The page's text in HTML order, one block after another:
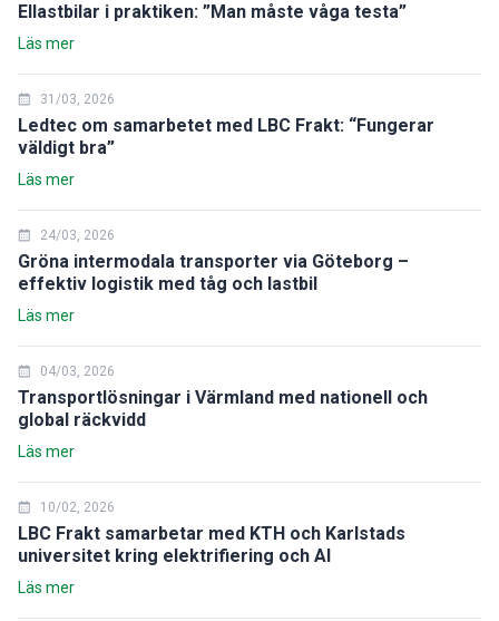
Ellastbilar i praktiken: ”Man måste våga testa”
Läs mer
31/03, 2026
Ledtec om samarbetet med LBC Frakt: “Fungerar
väldigt bra”
Läs mer
24/03, 2026
Gröna intermodala transporter via Göteborg –
effektiv logistik med tåg och lastbil
Läs mer
04/03, 2026
Transportlösningar i Värmland med nationell och
global räckvidd
Läs mer
10/02, 2026
LBC Frakt samarbetar med KTH och Karlstads
universitet kring elektrifiering och AI
Läs mer